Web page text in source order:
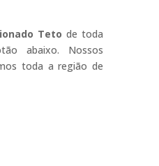
Teto de toda
abaixo. Nossos
toda a região de